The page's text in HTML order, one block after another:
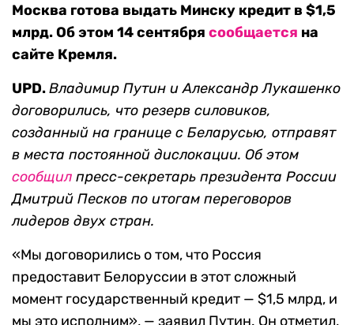
Москва готова выдать Минску кредит в $1,5
млрд. Об этом 14 сентября сообщается на
сайте Кремля.
UPD.Владимир Путин и Александр Лукашенко
договорились, что резерв силовиков,
созданный на границе с Беларусью, отправят
в места постоянной дислокации. Об этом
сообщил пресс-секретарь президента России
Дмитрий Песков по итогам переговоров
лидеров двух стран.
«Мы договорились о том, что Россия
предоставит Белоруссии в этот сложный
момент государственный кредит — $1,5 млрд, и
мы это исполним», — заявил Путин. Он отметил,